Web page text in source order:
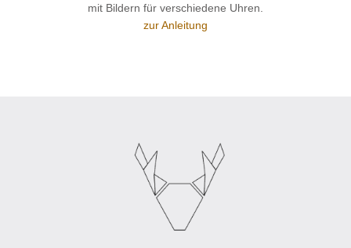
mit Bildern für verschiedene Uhren.
zur Anleitung